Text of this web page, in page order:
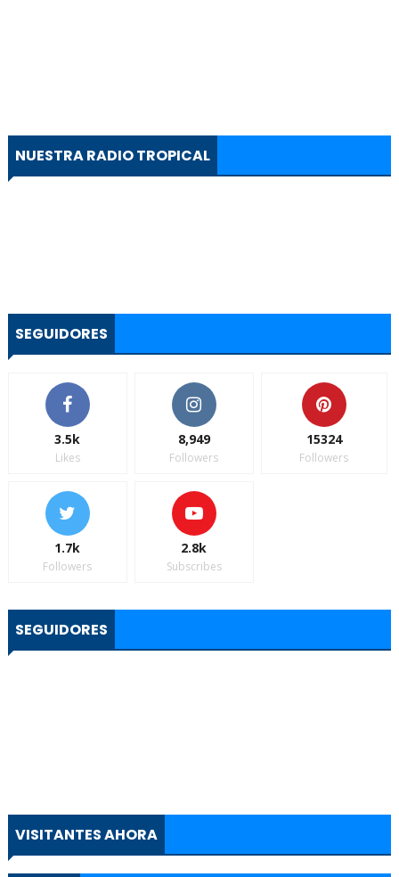
NUESTRA RADIO TROPICAL
SEGUIDORES
3.5k
Likes
8,949
Followers
15324
Followers
1.7k
Followers
2.8k
Subscribes
SEGUIDORES
VISITANTES AHORA